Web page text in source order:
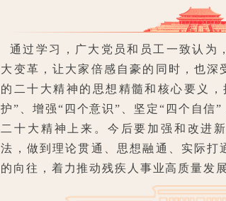
通过学习，广大党员和员工一致认为
大变革，让大家倍感自豪的同时，也深
的二十大精神的思想精髓和核心要义
护”、增强“四个意识”、坚定“四个自信
二十大精神上来。今后要加强和改进
法，做到理论贯通、思想融通、实际打
的向往，着力推动残疾人事业高质量发